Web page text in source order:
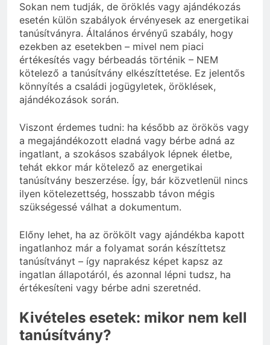
Sokan nem tudják, de öröklés vagy ajándékozás
esetén külön szabályok érvényesek az energetikai
tanúsítványra. Általános érvényű szabály, hogy
ezekben az esetekben – mivel nem piaci
értékesítés vagy bérbeadás történik – NEM
kötelező a tanúsítvány elkészíttetése. Ez jelentős
könnyítés a családi jogügyletek, öröklések,
ajándékozások során.
Viszont érdemes tudni: ha később az örökös vagy
a megajándékozott eladná vagy bérbe adná az
ingatlant, a szokásos szabályok lépnek életbe,
tehát ekkor már kötelező az energetikai
tanúsítvány beszerzése. Így, bár közvetlenül nincs
ilyen kötelezettség, hosszabb távon mégis
szükségessé válhat a dokumentum.
Előny lehet, ha az örökölt vagy ajándékba kapott
ingatlanhoz már a folyamat során készíttetsz
tanúsítványt – így naprakész képet kapsz az
ingatlan állapotáról, és azonnal lépni tudsz, ha
értékesíteni vagy bérbe adni szeretnéd.
Kivételes esetek: mikor nem kell
tanúsítvány?